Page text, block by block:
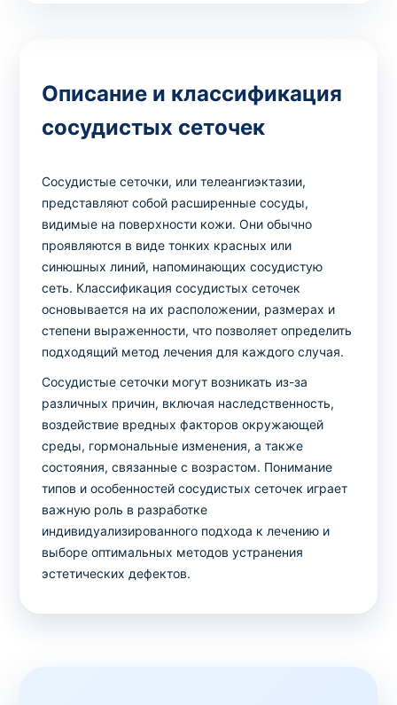
Описание и классификация
сосудистых сеточек
Сосудистые сеточки, или телеангиэктазии,
представляют собой расширенные сосуды,
видимые на поверхности кожи. Они обычно
проявляются в виде тонких красных или
синюшных линий, напоминающих сосудистую
сеть. Классификация сосудистых сеточек
основывается на их расположении, размерах и
степени выраженности, что позволяет определить
подходящий метод лечения для каждого случая.
Сосудистые сеточки могут возникать из-за
различных причин, включая наследственность,
воздействие вредных факторов окружающей
среды, гормональные изменения, а также
состояния, связанные с возрастом. Понимание
типов и особенностей сосудистых сеточек играет
важную роль в разработке
индивидуализированного подхода к лечению и
выборе оптимальных методов устранения
эстетических дефектов.